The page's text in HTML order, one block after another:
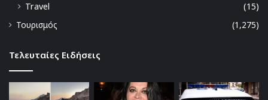
Travel
(15)
Τουρισμός
(1,275)
Τελευταίες Ειδήσεις